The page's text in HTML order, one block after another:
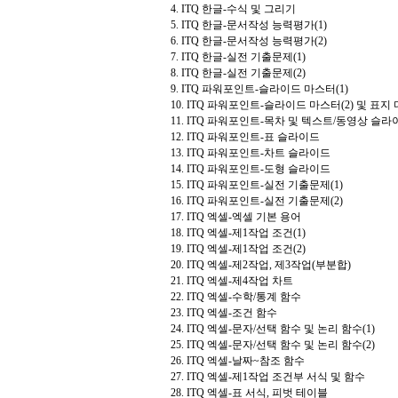
4. ITQ 한글-수식 및 그리기
5. ITQ 한글-문서작성 능력평가(1)
6. ITQ 한글-문서작성 능력평가(2)
7. ITQ 한글-실전 기출문제(1)
8. ITQ 한글-실전 기출문제(2)
9. ITQ 파워포인트-슬라이드 마스터(1)
10. ITQ 파워포인트-슬라이드 마스터(2) 및 표지
11. ITQ 파워포인트-목차 및 텍스트/동영상 슬라
12. ITQ 파워포인트-표 슬라이드
13. ITQ 파워포인트-차트 슬라이드
14. ITQ 파워포인트-도형 슬라이드
15. ITQ 파워포인트-실전 기출문제(1)
16. ITQ 파워포인트-실전 기출문제(2)
17. ITQ 엑셀-엑셀 기본 용어
18. ITQ 엑셀-제1작업 조건(1)
19. ITQ 엑셀-제1작업 조건(2)
20. ITQ 엑셀-제2작업, 제3작업(부분합)
21. ITQ 엑셀-제4작업 차트
22. ITQ 엑셀-수학/통계 함수
23. ITQ 엑셀-조건 함수
24. ITQ 엑셀-문자/선택 함수 및 논리 함수(1)
25. ITQ 엑셀-문자/선택 함수 및 논리 함수(2)
26. ITQ 엑셀-날짜~참조 함수
27. ITQ 엑셀-제1작업 조건부 서식 및 함수
28. ITQ 엑셀-표 서식, 피벗 테이블